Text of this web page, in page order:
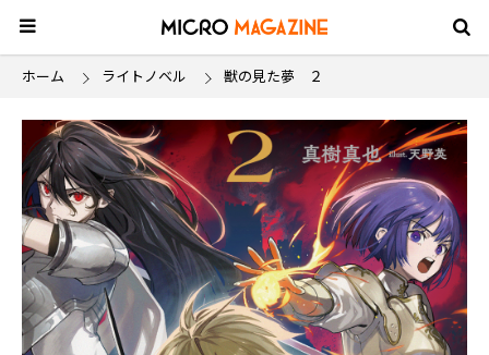
ホーム ライトノベル 獣の見た夢 ２